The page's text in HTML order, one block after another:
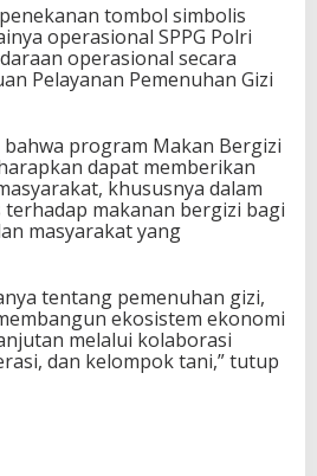
tombol simbolis
operasional SPPG Polri
operasional secara
Pelayanan Pemenuhan Gizi
program Makan Bergizi
dapat memberikan
khususnya dalam
makanan bergizi bagi
masyarakat yang
tentang pemenuhan gizi,
ekosistem ekonomi
melalui kolaborasi
dan kelompok tani,” tutup